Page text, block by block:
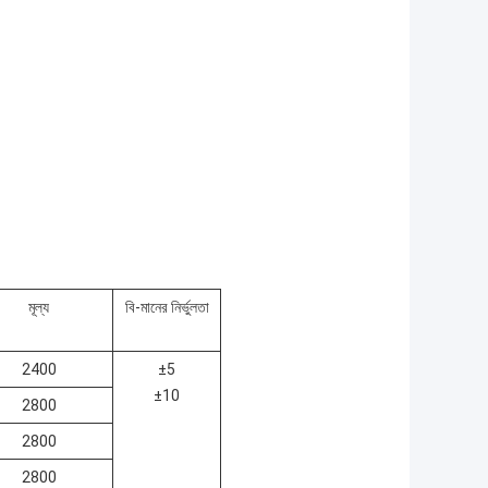
মূল্য বি-মানের নির্ভুলতা
2400
±5
±10
2800
2800
2800